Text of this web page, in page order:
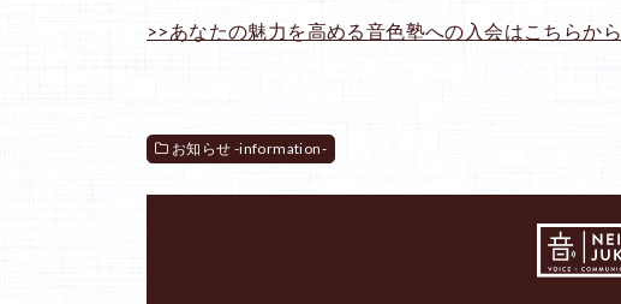
>>あなたの魅力を高める音色塾への入会はこちらから
お知らせ -information-